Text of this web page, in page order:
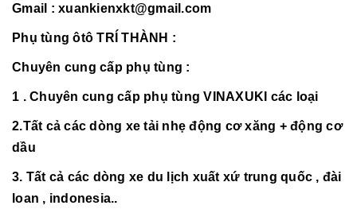
Gmail : xuankienxkt@gmail.com
Phụ tùng ôtô TRÍ THÀNH :
Chuyên cung cấp phụ tùng :
1 . Chuyên cung cấp phụ tùng VINAXUKI các loại
2.Tất cả các dòng xe tải nhẹ động cơ xăng + động cơ
dầu
3. Tất cả các dòng xe du lịch xuất xứ trung quốc , đài
loan , indonesia..